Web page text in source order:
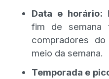
Data e horário:
fim de semana
compradores
meio da semana.
Temporada e